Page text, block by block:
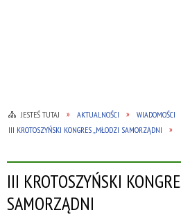
JESTEŚ TUTAJ AKTUALNOŚCI
WIADOMOŚCI
III KROTOSZYŃSKI KONGRES „MŁODZI SAMORZĄDNI
III KROTOSZYŃSKI
SAMORZĄDNI